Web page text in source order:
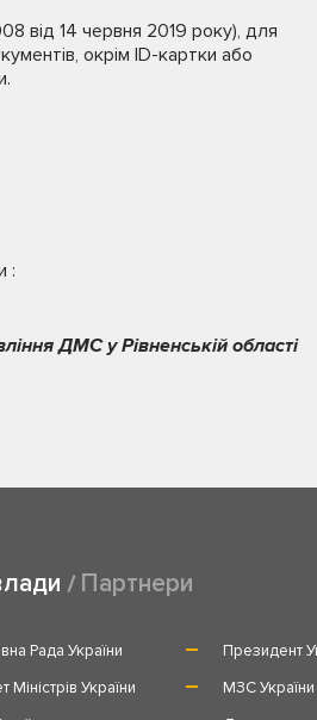
від 14 червня 2019 року), для
окрім ID-картки або
:
ДМС у Рівненській області
Партнери
Рада України
Президент
Міністрів України
МЗС України